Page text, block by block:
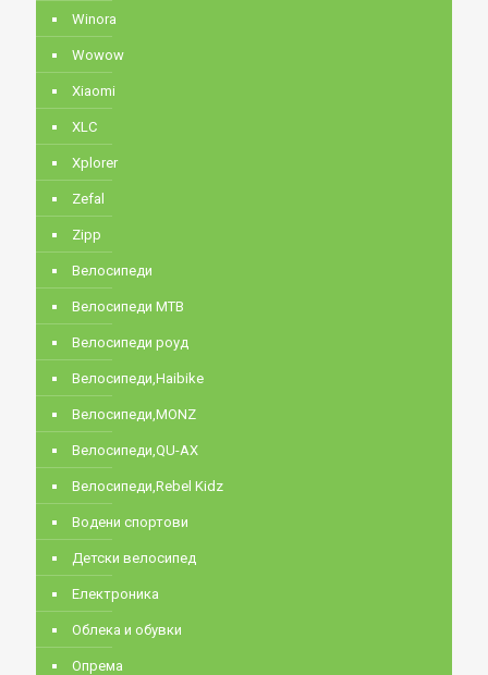
Winora
Wowow
Xiaomi
XLC
Xplorer
Zefal
Zipp
Велосипеди
Велосипеди MTB
Велосипеди роуд
Велосипеди,Haibike
Велосипеди,MONZ
Велосипеди,QU-AX
Велосипеди,Rebel Kidz
Водени спортови
Детски велосипед
Електроника
Облека и обувки
Опрема